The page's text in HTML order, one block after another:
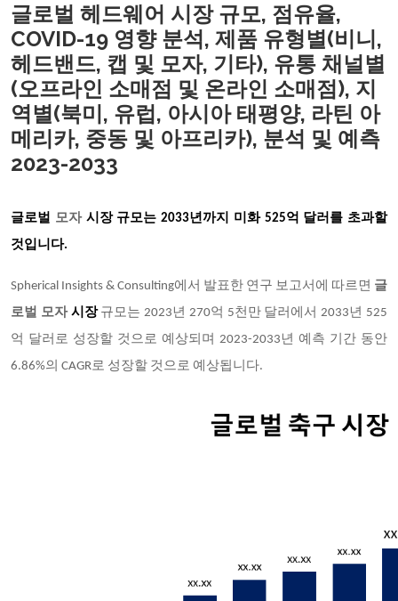
글로벌 헤드웨어 시장 규모, 점유율,
COVID-19 영향 분석, 제품 유형별(비니,
헤드밴드, 캡 및 모자, 기타), 유통 채널별
(오프라인 소매점 및 온라인 소매점), 지
역별(북미, 유럽, 아시아 태평양, 라틴 아
메리카, 중동 및 아프리카), 분석 및 예측
2023-2033
글로벌 모자 시장 규모는 2033년까지 미화 525억 달러를 초과할
것입니다.
Spherical Insights & Consulting에서 발표한 연구 보고서에 따르면 글
로벌 모자 시장 규모는 2023년 270억 5천만 달러에서 2033년 525
억 달러로 성장할 것으로 예상되며 2023-2033년 예측 기간 동안
6.86%의 CAGR로 성장할 것으로 예상됩니다.